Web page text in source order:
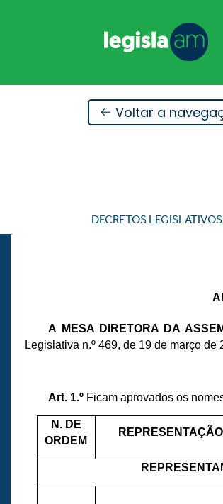
Voltar a
DECRETOS LEGISLATIVOS
A MESA DIRETORA DA
Legislativa n.º 469, de 19 de março
Art. 1.º Ficam aprovados os
N. DE
ORDEM
REPRESENTAÇÃO